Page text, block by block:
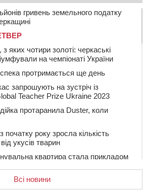
гривень земельного податку
яких чотири золоті: черкаські
на чемпіонаті України
протримається ще день
запрошують на зустріч із
Teacher Prize Ukraine 2023
протаранила Duster, коли
початку року зросла кількість
укусів тварин
квартира стала прикладом
50 найпопулярніших вишів України
Всі новини